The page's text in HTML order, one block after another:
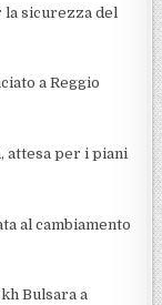
la sicurezza del
a Reggio
attesa per i piani
al cambiamento
Bulsara a